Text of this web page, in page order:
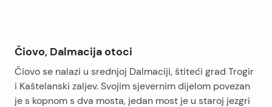
Čiovo, Dalmacija otoci
Čiovo se nalazi u srednjoj Dalmaciji, štiteći grad Trogir
i Kaštelanski zaljev. Svojim sjevernim dijelom povezan
je s kopnom s dva mosta, jedan most je u staroj jezgri